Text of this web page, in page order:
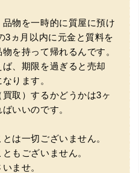
て安心できるお店であると
みにも関わらず、とても親
思っていた以上の信用でき
買い取って頂きました。あ
物を一時的に質屋に預け
3ヵ月以内に元金と質料を
を持って帰れるんです。
、期限を過ぎると売却
ります。
取）するかどうかは3ヶ
いいのです。
は一切ございません。
もございません。
ませ。